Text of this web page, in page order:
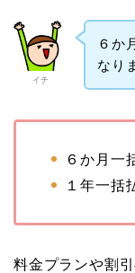
イチ
６か
なり
６か月一
１年一
料金プランや割